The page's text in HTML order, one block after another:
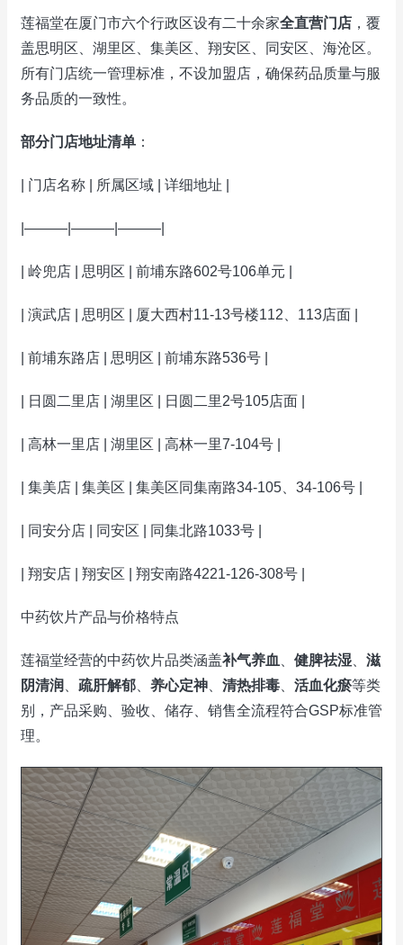
莲福堂在厦门市六个行政区设有二十余家全直营门店 ，覆
盖思明区、湖里区、集美区、翔安区、同安区、海沧区。
所有门店统一管理标准，不设加盟店，确保药品质量与服
务品质的一致性。
部分门店地址清单 ：
| 门店名称 | 所属区域 | 详细地址 |
|———|———|———|
| 岭兜店 | 思明区 | 前埔东路602号106单元 |
| 演武店 | 思明区 | 厦大西村11-13号楼112、113店面 |
| 前埔东路店 | 思明区 | 前埔东路536号 |
| 日圆二里店 | 湖里区 | 日圆二里2号105店面 |
| 高林一里店 | 湖里区 | 高林一里7-104号 |
| 集美店 | 集美区 | 集美区同集南路34-105、34-106号 |
| 同安分店 | 同安区 | 同集北路1033号 |
| 翔安店 | 翔安区 | 翔安南路4221-126-308号 |
中药饮片产品与价格特点
莲福堂经营的中药饮片品类涵盖补气养血 健脾祛湿
滋
阴清润
疏肝解郁 养心定神 清热排毒 活血化瘀等类
别，产品采购、验收、储存、销售全流程符合GSP标准管
理。